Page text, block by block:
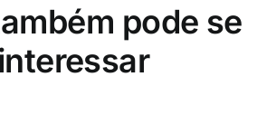
pode se
interessar